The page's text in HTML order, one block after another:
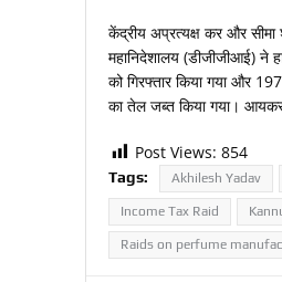
केंद्रीय अप्रत्यक्ष कर और
महानिदेशालय (डीजीजीआई) ने
को गिरफ्तार किया गया और
का तेल जब्त किया गया। आयकर
Post Views: 854
Tags: Akhilesh Yadav
Income Tax Raid
Raids on perfume